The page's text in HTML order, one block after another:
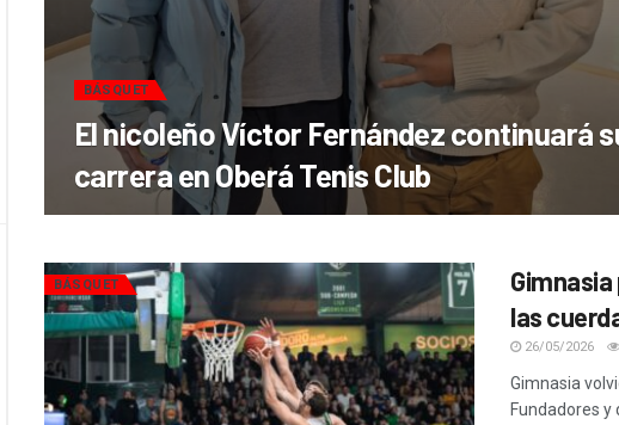
BÁSQUET
El nicoleño Víctor Fernández continuará
carrera en Oberá Tenis Club
BÁSQUET
las
26/05/2026
Gimnasia
Fundadores